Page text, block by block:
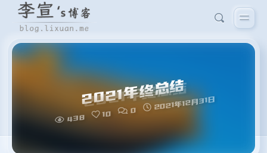
2021年终总结
438 10 0 2021年12月31日